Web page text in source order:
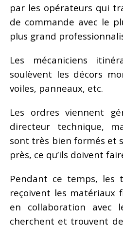
par les opérateurs qui
de commande avec le
plus grand
Les mécaniciens
soulèvent les décors
voiles, panneaux, etc.
Les ordres viennent
directeur technique,
sont très bien formés et
près, ce qu’ils doivent
Pendant ce temps, les
reçoivent les matériaux
en collaboration avec
cherchent et trouvent